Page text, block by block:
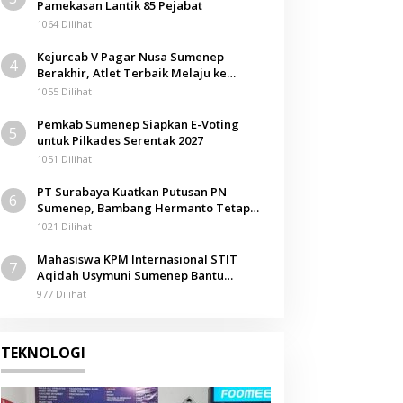
Pamekasan Lantik 85 Pejabat
1064 Dilihat
4
Kejurcab V Pagar Nusa Sumenep
Berakhir, Atlet Terbaik Melaju ke
Kejurwil Jatim
1055 Dilihat
5
Pemkab Sumenep Siapkan E-Voting
untuk Pilkades Serentak 2027
1051 Dilihat
6
PT Surabaya Kuatkan Putusan PN
Sumenep, Bambang Hermanto Tetap
Dinyatakan Pemilik Sah Tanah di
1021 Dilihat
7
Mahasiswa KPM Internasional STIT
Aqidah Usymuni Sumenep Bantu
Pengurusan Jenazah WNI di Malaysia
977 Dilihat
TEKNOLOGI